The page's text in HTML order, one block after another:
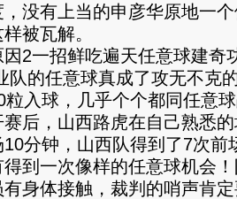
，没有上当的申彦华原地一
被瓦解。
一招鲜吃遍天任意球建奇
的任意球真成了攻无不克
粒入球，几乎个个都同任意
，山西路虎在自己熟悉的
10分钟，山西队得到了7次前
得到一次像样的任意球机会
有身体接触，裁判的哨声肯